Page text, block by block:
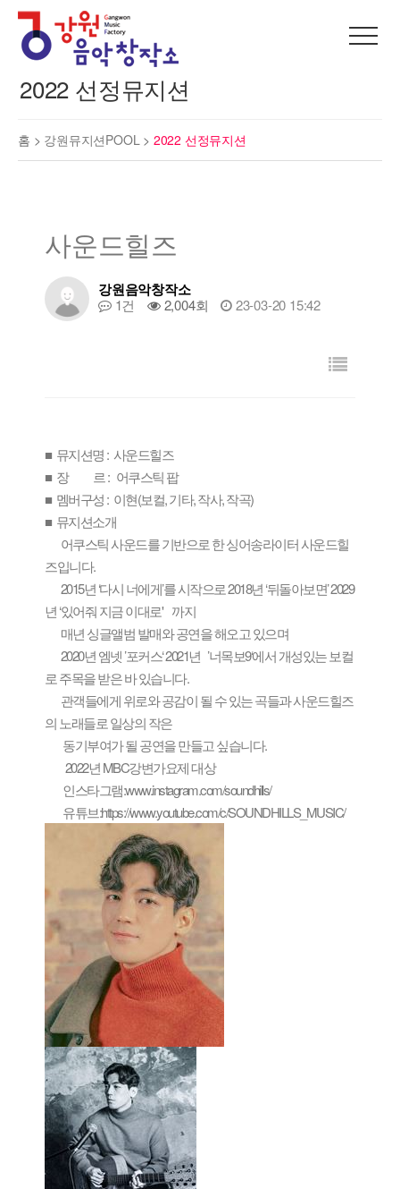
2022 선정뮤지션
홈 > 강원뮤지션POOL > 2022 선정뮤지션
사운드힐즈
강원음악창작소
1건 2,004회 23-03-20 15:42
■ 뮤지션명 : 사운드힐즈
■ 장 르 : 어쿠스틱 팝
■ 멤버구성 : 이현(보컬, 기타, 작사, 작곡)
■ 뮤지션소개
어쿠스틱 사운드를 기반으로 한 싱어송라이터 사운드힐
즈입니다.
2015년 ‘다시 너에게’를 시작으로 2018년 ‘뒤돌아보면’ 2029
년 ‘있어줘 지금 이대로' 까지
매년 싱글앨범 발매와 공연을 해오고 있으며
2020년 엠넷 ’포커스‘ 2021년 ’너목보9‘에서 개성있는 보컬
로 주목을 받은 바 있습니다.
관객들에게 위로와 공감이 될 수 있는 곡들과 사운드힐즈
의 노래들로 일상의 작은
동기부여가 될 공연을 만들고 싶습니다.
2022년 MBC강변가요제 대상
인스타그램:www.instagram.com/soundhills/
유튜브:https://www.youtube.com/c/SOUNDHILLS_MUSIC/